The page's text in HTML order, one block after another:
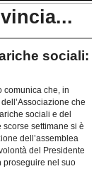
sociali:
comunica che, in
che
sociali e del
settimane si è
dell’assemblea
del Presidente
proseguire nel suo